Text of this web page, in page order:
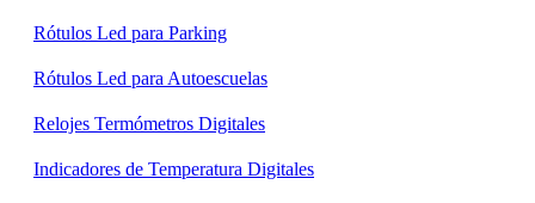
Rótulos Led para Parking
Rótulos Led para Autoescuelas
Relojes Termómetros Digitales
Indicadores de Temperatura Digitales